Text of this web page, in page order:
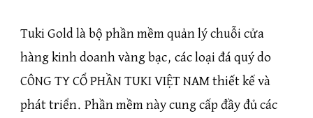
Tuki Gold là bộ phần mềm quản lý chuỗi cửa
hàng kinh doanh vàng bạc, các loại đá quý do
CÔNG TY CỔ PHẦN TUKI VIỆT NAM thiết kế và
phát triển. Phần mềm này cung cấp đầy đủ các